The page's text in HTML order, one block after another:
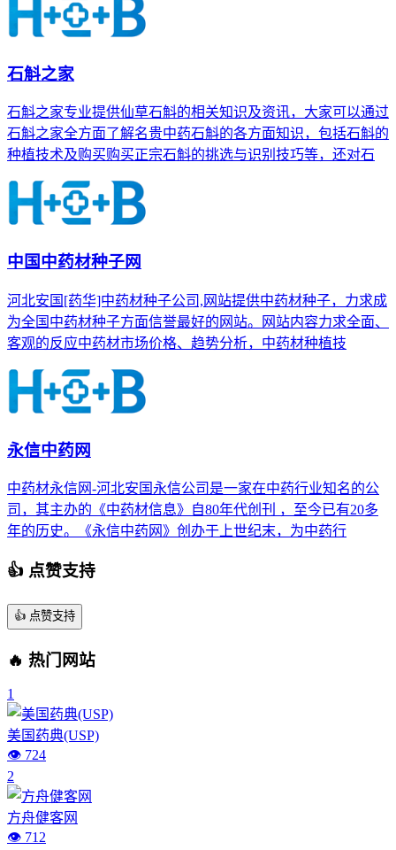
石斛之家
石斛之家专业提供仙草石斛的相关知识及资讯，大家可以通过
石斛之家全方面了解名贵中药石斛的各方面知识，包括石斛的
种植技术及购买购买正宗石斛的挑选与识别技巧等，还对石
中国中药材种子网
河北安国[药华]中药材种子公司,网站提供中药材种子，力求成
为全国中药材种子方面信誉最好的网站。网站内容力求全面、
客观的反应中药材市场价格、趋势分析，中药材种植技
永信中药网
中药材永信网-河北安国永信公司是一家在中药行业知名的公
司，其主办的《中药材信息》自80年代创刊 ，至今已有20多
年的历史。《永信中药网》创办于上世纪末，为中药行
👍 点赞支持
👍 点赞支持
🔥 热门网站
1
美国药典(USP)
👁️ 724
2
方舟健客网
👁️ 712